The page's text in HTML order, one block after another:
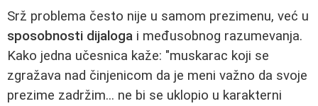
Srž problema često nije u samom prezimenu, već u
sposobnosti dijaloga i međusobnog razumevanja.
Kako jedna učesnica kaže: "muskarac koji se
zgražava nad činjenicom da je meni važno da svoje
prezime zadržim... ne bi se uklopio u karakterni